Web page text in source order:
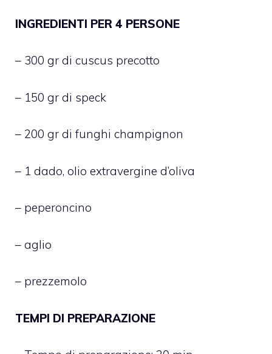
INGREDIENTI PER 4 PERSONE
– 300 gr di cuscus precotto
– 150 gr di speck
– 200 gr di funghi champignon
– 1 dado, olio extravergine d’oliva
– peperoncino
– aglio
– prezzemolo
TEMPI DI PREPARAZIONE